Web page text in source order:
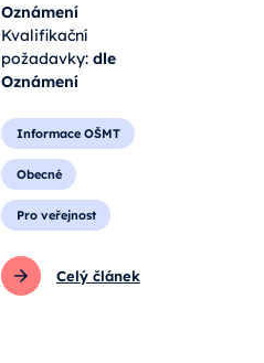
Oznámení
Kvalifikační
požadavky:dle
Oznámení
Informace OŠMT
Obecné
Pro veřejnost
Celý článek